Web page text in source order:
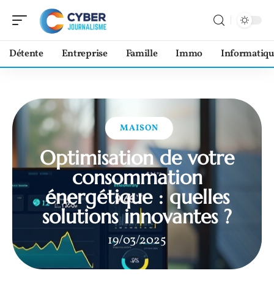
Détente Entreprise Famille Immo
MAISON
Optimisation de votre
consommation
énergétique : quelles
solutions innovantes ?
19/03/2025